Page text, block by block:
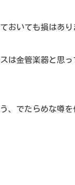
おいても損はあり
は金管楽器と思
、でたらめな噂を